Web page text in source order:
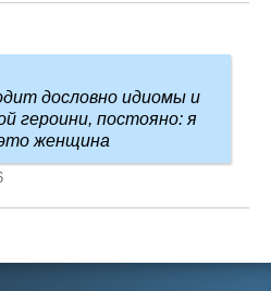
дословно идиомы и
героини, постояно: я
женщина